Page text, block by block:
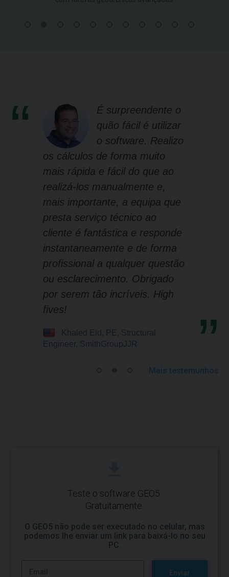
É surpreendente o
quão fácil é utilizar
o software. Realizo
os cálculos de forma muito
mais rápida e fácil do que ao
realizá-los manualmente e,
mais importante, a equipa que
presta serviço técnico ao
cliente é fantástica e responde
instantaneamente e de forma
profissional a qualquer questão
ou esclarecimento. Obrigado
por serem tão incríveis. High
fives!
Mais testemunhos
Teste o software GEO5.
Gratuitamente.
O GEO5 não pode ser executado no celular, mas
podemos lhe enviar um link para baixá-lo no seu
PC.
Enviar